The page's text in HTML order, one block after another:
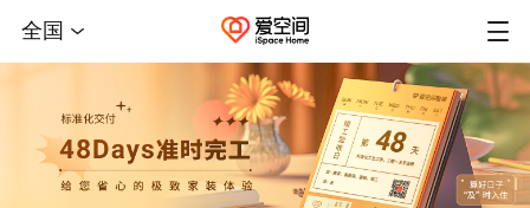
全国